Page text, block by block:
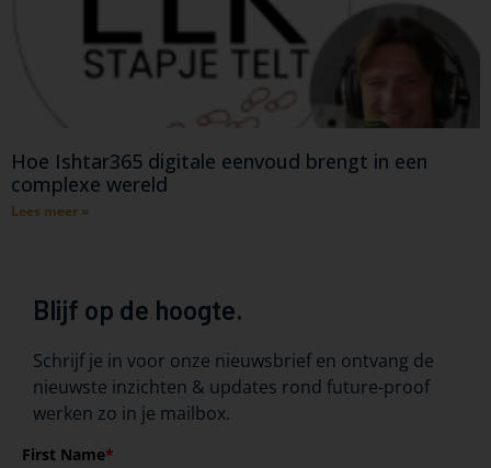
Hoe Ishtar365 digitale eenvoud brengt in een
complexe wereld
Lees meer »
Blijf op de hoogte.
Schrijf je in voor onze nieuwsbrief en ontvang de
nieuwste inzichten & updates rond future-proof
werken zo in je mailbox.
First Name*